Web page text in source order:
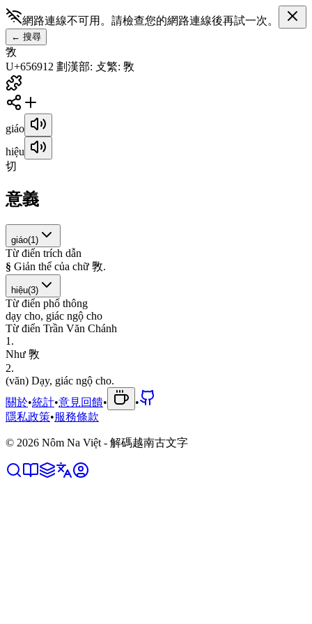
網路連線不可用。請檢查您的網路連線後再試一次。
← 搜尋
敩
U+656912 劃漢部: 攴繁: 斆
giáo
hiệu
切
意義
giáo(1 )
Từ điển trích dẫn
§ Giản thể của chữ 斆.
hiệu(3)
Từ điển phổ thông
dạy cho, giác ngộ cho
Từ điển Trần Văn Chánh
1 .
Như 斆
2.
(văn) Dạy, giác ngộ cho.
關於•統計•意見回饋•
•
隱私政策•服務條款
© 2026 Nôm Na Việt - 解碼越南古文字